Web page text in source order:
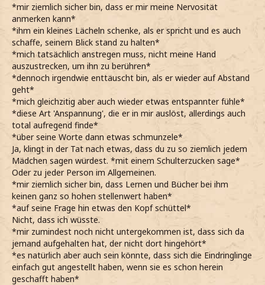
*mir ziemlich sicher bin, dass er mir meine Nervosität
anmerken kann*
*ihm ein kleines Lächeln schenke, als er spricht und es auch
schaffe, seinem Blick stand zu halten*
*mich tatsächlich anstregen muss, nicht meine Hand
auszustrecken, um ihn zu berühren*
*dennoch irgendwie enttäuscht bin, als er wieder auf Abstand
geht*
*mich gleichzitig aber auch wieder etwas entspannter fühle*
*diese Art 'Anspannung', die er in mir auslöst, allerdings auch
total aufregend finde*
*über seine Worte dann etwas schmunzele*
Ja, klingt in der Tat nach etwas, dass du zu so ziemlich jedem
Mädchen sagen würdest. *mit einem Schulterzucken sage*
Oder zu jeder Person im Allgemeinen.
*mir ziemlich sicher bin, dass Lernen und Bücher bei ihm
keinen ganz so hohen stellenwert haben*
*auf seine Frage hin etwas den Kopf schüttel*
Nicht, dass ich wüsste.
*mir zumindest noch nicht untergekommen ist, dass sich da
jemand aufgehalten hat, der nicht dort hingehört*
*es natürlich aber auch sein könnte, dass sich die Eindringlinge
einfach gut angestellt haben, wenn sie es schon herein
geschafft haben*